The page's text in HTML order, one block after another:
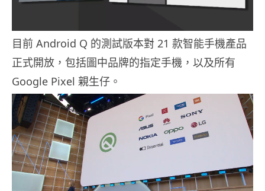
目前 Android Q 的測試版本對 21 款智能手機產品
正式開放，包括圖中品牌的指定手機，以及所有
Google Pixel 親生仔。